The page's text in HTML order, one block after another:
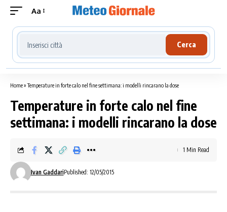
Aa
Cerca località meteo
Cerca
Home»Temperature in forte calo nel fine settimana: i modelli rincarano la dose
Temperature in forte calo nel fine
settimana: i modelli rincarano la dose
Ivan GaddariPublished: 12/05/2015
1 Min Read